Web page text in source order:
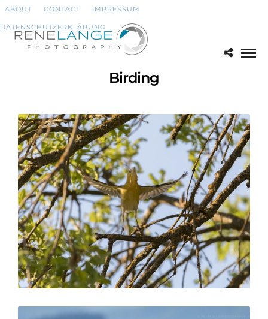
ABOUT CONTACT IMPRESSUM
DATENSCHUTZERKLÄRUNG
Birding